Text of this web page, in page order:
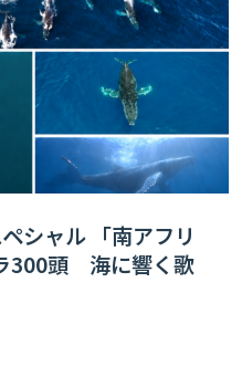
シャル 「南アフリ
300頭 海に響く歌